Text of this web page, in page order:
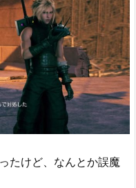
たけど、なんとか誤魔